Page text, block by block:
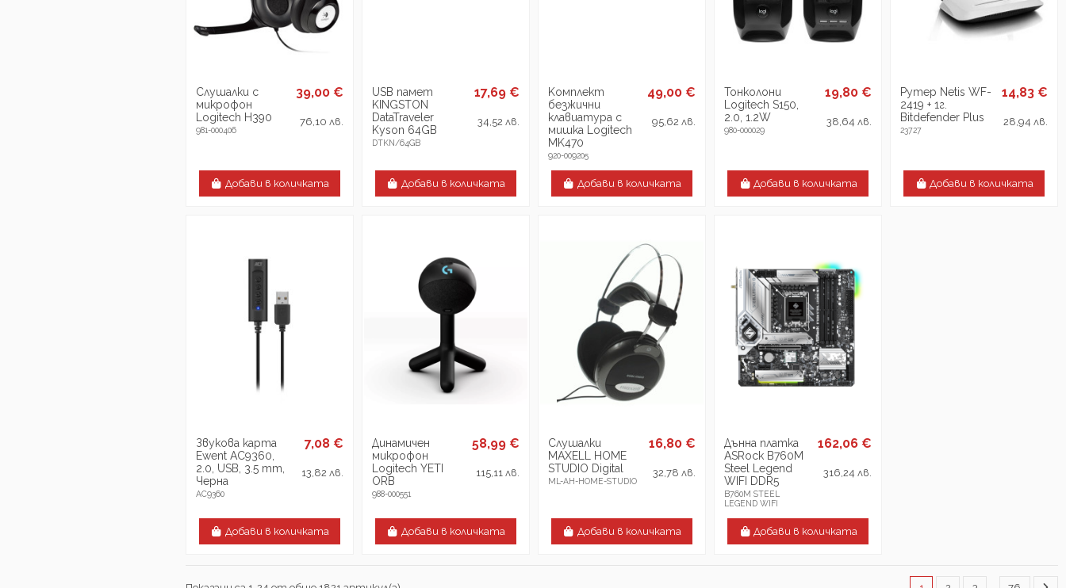
Слушалки с
микрофон
Logitech H390
981-000406
39,00 €
76,10 лв.
Добави в количката
USB памет
KINGSTON
DataTraveler
Kyson 64GB
DTKN/64GB
17,69 €
34,52 лв.
Добави в количката
Kомплект
безжични
клавиатура с
мишка Logitech
MK470
920-009205
49,00 €
95,62 лв.
Добави в количката
Тонколони
Logitech S150,
2.0, 1.2W
980-000029
19,80 €
38,64 лв.
Добави в количката
Рутер Netis WF-
2419 + 1г.
Bitdefender Plus
23727
14,83 €
28,94 лв.
Добави в количката
Звукова карта
Ewent AC9360,
2.0, USB, 3.5 mm,
Черна
AC9360
7,08 €
13,82 лв.
Добави в количката
Динамичен
микрофон
Logitech YETI
ORB
988-000551
58,99 €
115,11 лв.
Добави в количката
Слушалки
MAXELL HOME
STUDIO Digital
ML-AH-HOME-STUDIO
16,80 €
32,78 лв.
Добави в количката
Дънна платка
ASRock B760M
Steel Legend
WIFI DDR5
B760M STEEL
LEGEND WIFI
162,06 €
316,24 лв.
Добави в количката